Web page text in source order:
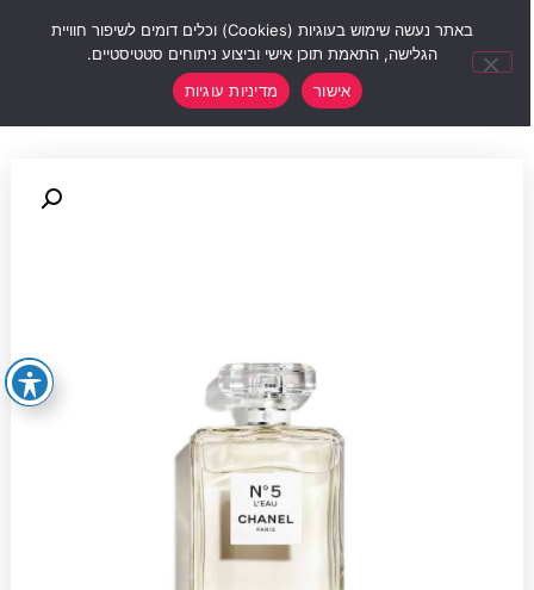
באתר נעשה שימוש בעוגיות (Cookies) וכלים דומים לשיפור חוויית
הגלישה, התאמת תוכן אישי וביצוע ניתוחים סטטיסטיים.
אישור
מדיניות עוגיות